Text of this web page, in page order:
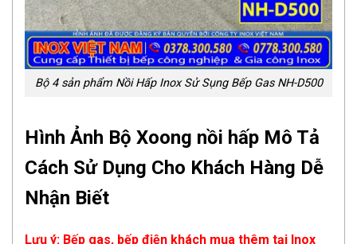
Bộ 4 sản phẩm Nồi Hấp Inox Sử Sụng Bếp Gas NH-D500
Hình Ảnh Bộ Xoong nồi hấp Mô Tả
Cách Sử Dụng Cho Khách Hàng Dễ
Nhận Biết
Lưu ý: Bếp gas, bếp điện khách mua thêm tại Inox